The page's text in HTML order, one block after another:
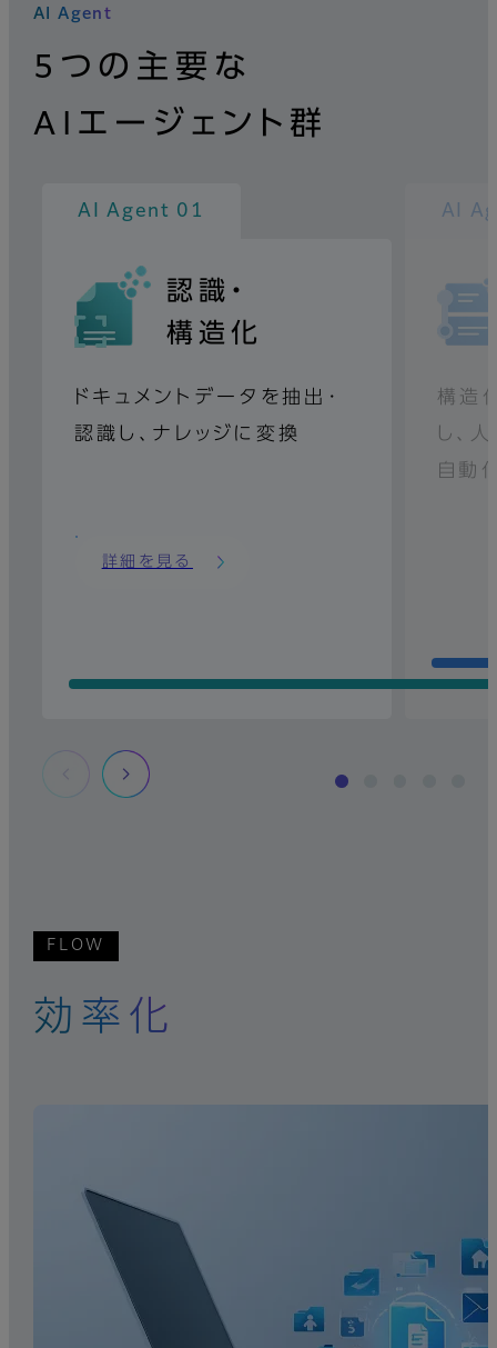
AI Agent
5つの主要な
AIエージェント群
AI Agent 01
認識・
構造化
ドキュメントデータを抽出･
認識し、ナレッジに変換
詳細を見る
AI
構造
し、
自動
FLOW
効率化